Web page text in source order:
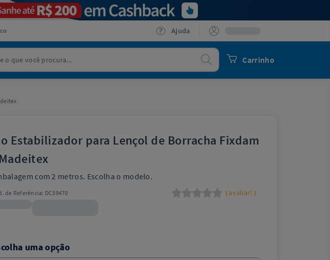
Ajuda
Carrinho
Procurar
Estabilizador para Lençol de Borracha Fixdam
com 2 metros. Escolha o modelo.
de Referência: DC39470 ( avaliar! )
uma opção